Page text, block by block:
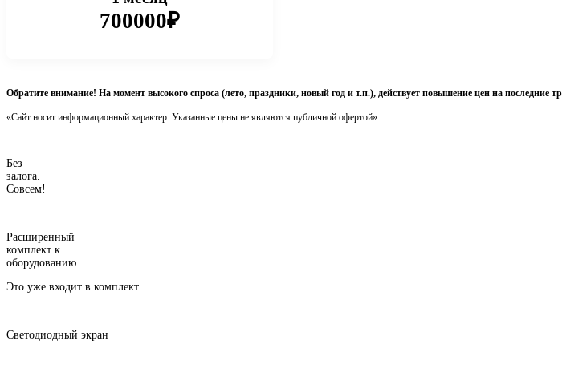
700000₽
Обратите внимание! На момент высокого спроса (лето, праздники, новый год и т.п.), действует повышение цен на
«Сайт носит информационный характер. Указанные цены не являются публичной офертой»
Без
залога.
Совсем!
Расширенный
комплект к
оборудованию
Это уже входит в комплект
Светодиодный экран